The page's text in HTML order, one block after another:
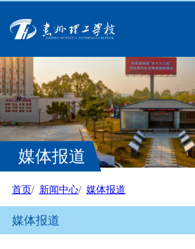
媒体报道
首页 新闻中心 媒体报道
媒体报道